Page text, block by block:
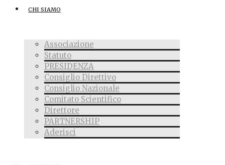
CHI SIAMO
Associazione
Statuto
PRESIDENZA
Consiglio Direttivo
Consiglio Nazionale
Comitato Scientifico
Direttore
PARTNERSHIP
Aderisci